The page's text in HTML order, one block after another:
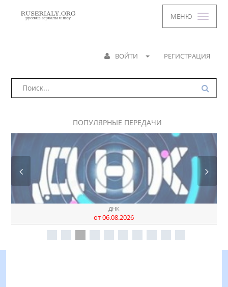
МЕНЮ
ВОЙТИ РЕГИСТРАЦИЯ
ПОПУЛЯРНЫЕ ПЕРЕДАЧИ
днк
от 06.08.2026